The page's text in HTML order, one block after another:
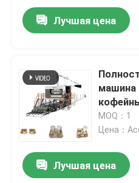
Лучшая цена
машина
MOQ：1
Цена：
Лучшая цена